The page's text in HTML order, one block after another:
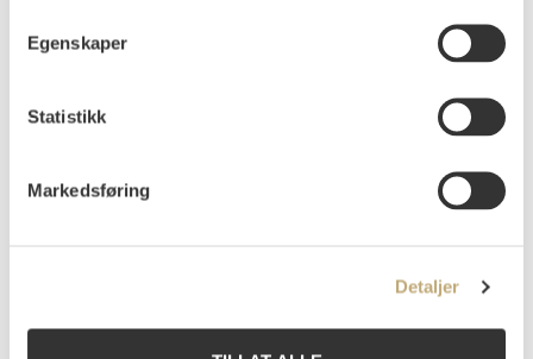
Egenskaper
Statistikk
Markedsføring
Detaljer
Auksjonert
lørdag 16. desember 2023 kl 15:00